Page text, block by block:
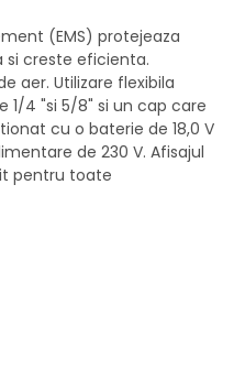
(EMS) protejeaza
si creste eficienta.
aer. Utilizare flexibila
1/4 "si 5/8" si un cap care
cu o baterie de 18,0 V
de 230 V. Afisajul
pentru toate